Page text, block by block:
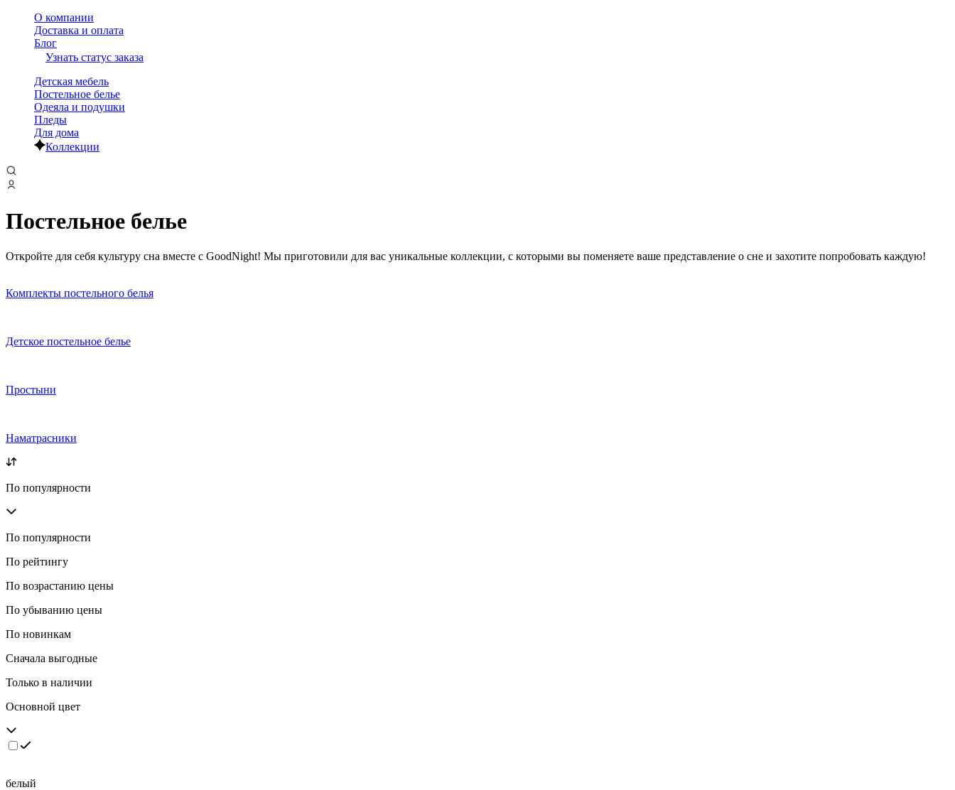
О компании
Доставка и оплата
Блог
Узнать статус заказа
Детская мебель
Постельное белье
Одеяла и подушки
Пледы
Для дома
Коллекции
Постельное белье
Откройте для себя культуру сна вместе с GoodNight! Мы приготовили для вас уникальные коллекции, с которыми вы поменяете ваше представление о сне и захотите попробовать каждую!
Комплекты постельного белья
Детское постельное белье
Простыни
Наматрасники
По популярности
По популярности
По рейтингу
По возрастанию цены
По убыванию цены
По новинкам
Сначала выгодные
Только в наличии
Основной цвет
белый